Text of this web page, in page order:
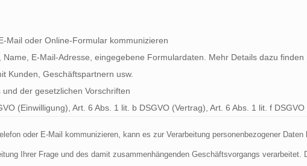
Mail oder Online-Formular kommunizieren
E-Mail-Adresse, eingegebene Formulardaten. Mehr Details dazu
Kunden, Geschäftspartnern usw.
der gesetzlichen Vorschriften
(Einwilligung), Art. 6 Abs. 1 lit. b DSGVO (Vertrag), Art. 6 Abs. 1 lit. f
oder E-Mail kommunizieren, kann es zur Verarbeitung personenbezogener Daten
Ihrer Frage und des damit zusammenhängenden Geschäftsvorgangs verarbeitet.